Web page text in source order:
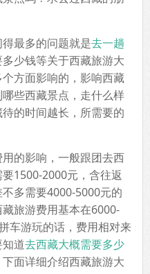
最多的问题就是去一趟
少钱等关于西藏旅游大
方面影响的，影响西藏
些西藏景点，走什么样
的时间越长，所需要的
的影响，一般跟团去西
1500-2000元，含往返
多需要4000-5000元的
旅游费用基本在6000-
车游玩的话，费用相对来
道去西藏大概需要多少
面详细介绍西藏旅游大